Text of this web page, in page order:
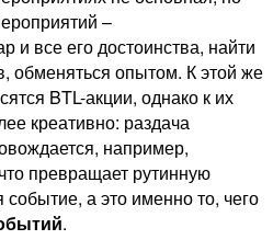
–
и все его достоинства, найти
обменяться опытом. К этой же
BTL-акции, однако к их
креативно: раздача
например,
превращает рутинную
а это именно то, чего
.